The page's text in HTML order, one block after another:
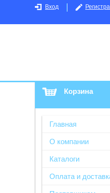
Вход
Корзина
Главная
О компании
Каталоги
Оплата и